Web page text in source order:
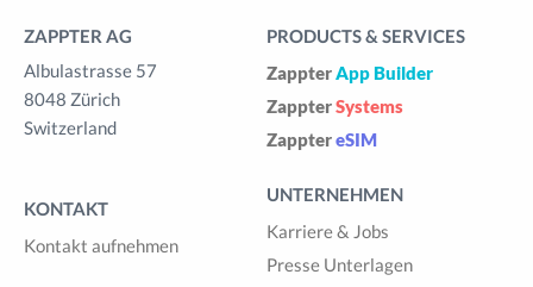
ZAPPTER AG
Albulastrasse 57
8048 Zürich
Switzerland
KONTAKT
Kontakt aufnehmen
PRODUCTS & SERVICES
ZappterApp Builder
ZappterSystems
ZapptereSIM
UNTERNEHMEN
Karriere & Jobs
Presse Unterlagen